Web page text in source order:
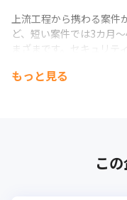
上流工程から携わる案件
ど、短い案件では3カ月
まざまです。セキュリテ
もっと見る
こ